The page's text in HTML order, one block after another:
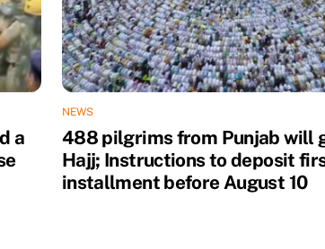
a
NEWS
488 pilgrims from Punjab will
Hajj; Instructions to deposit
installment before August 10